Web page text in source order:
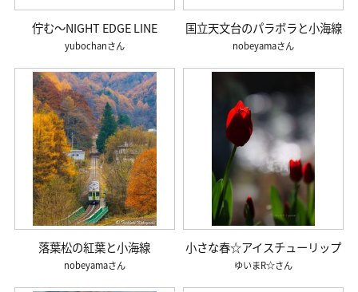
佇む～NIGHT EDGE LINE
yubochan
国立天文台のパラボラと小海線
nobeyama
落葉松の紅葉と小海線
nobeyama
小さな春☆アイスチューリップ
ゆいまR☆